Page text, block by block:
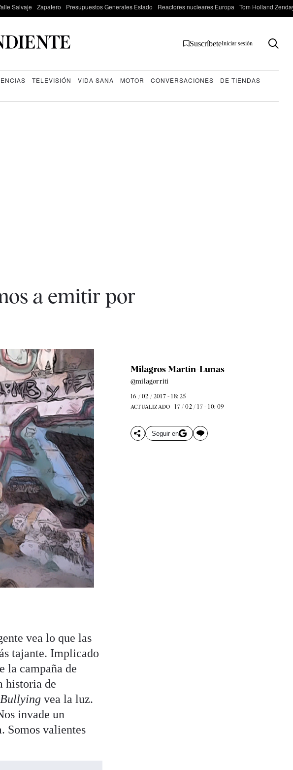
Salvaje Zapatero Presupuestos Generales Estado Reactores nucleares Europa Tom Holland
SuscríbeteIniciar sesión
TELEVISIÓN VIDA SANA MOTOR CONVERSACIONES
DE TIENDAS
a emitir por
Milagros Martín-Lunas
@milagorriti
16 / 02 / 2017 - 18: 25
ACTUALIZADO 17 / 02 / 17 - 10: 09
Seguir en
vea lo que las
tajante. Implicado
la campaña de
historia de
vea la luz.
invade un
Somos valientes